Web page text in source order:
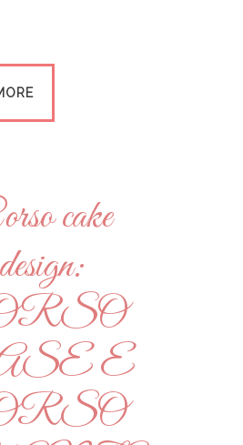
cake
design:
E